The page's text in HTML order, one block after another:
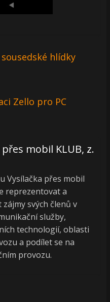
hlídky
Zello pro PC
mobil KLUB, z.
Vysílačka přes mobil
reprezentovat a
svých členů v
služby,
technologií, oblasti
a podílet se na
provozu.